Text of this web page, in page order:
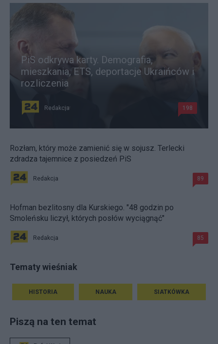
PiS odkrywa karty. Demografia,
mieszkania, ETS, deportacje Ukraińców i
rozliczenia
Redakcja 198
Rozłam, który może zamienić się w sojusz. Terlecki
zdradza tajemnice z posiedzeń PiS
Redakcja 89
Hofman bezlitosny dla Kurskiego. "48 godzin po
Smoleńsku liczył, których posłów wyciągnąć"
Redakcja 85
Tematy wieśniak
HISTORIA NAUKA SIATKÓWKA
Piszą na ten temat